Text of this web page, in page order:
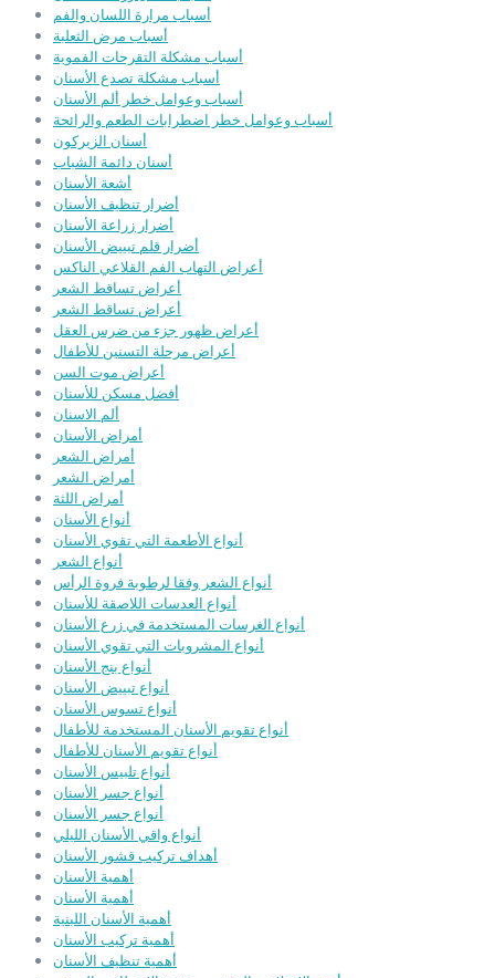
أسباب مرارة اللسان والفم
أسباب مرض الثعلبة
أسباب مشكلة التقرحات الفموية
أسباب مشكلة تصدع الأسنان
أسباب وعوامل خطر ألم الأسنان
أسباب وعوامل خطر اضطرابات الطعم والرائحة
أسنان الزيركون
أسنان دائمة الشباب
أشعة الأسنان
أضرار تنظيف الأسنان
أضرار زراعة الأسنان
أضرار قلم تبييض الأسنان
أعراض التهاب الفم القلاعي الناكس
أعراض تساقط الشعر
أعراض تساقط الشعر
أعراض ظهور جزء من ضرس العقل
أعراض مرحلة التسنين للأطفال
أعراض موت السن
أفضل مسكن للأسنان
ألم الاسنان
أمراض الأسنان
أمراض الشعر
أمراض الشعر
أمراض اللثة
أنواع الأسنان
أنواع الأطعمة التي تقوي الأسنان
أنواع الشعر
أنواع الشعر وفقا لرطوبة فروة الرأس
أنواع العدسات اللاصقة للأسنان
أنواع الغرسات المستخدمة في زرع الأسنان
أنواع المشروبات التي تقوي الأسنان
أنواع بنج الأسنان
أنواع تبييض الأسنان
أنواع تسوس الأسنان
أنواع تقويم الأسنان المستخدمة للأطفال
أنواع تقويم الأسنان للأطفال
أنواع تلبيس الأسنان
أنواع جسر الأسنان
أنواع جسر الأسنان
أنواع واقي الأسنان الليلي
أهداف تركيب قشور الأسنان
أهمية الأسنان
أهمية الأسنان
أهمية الأسنان اللبنية
أهمية تركيب الأسنان
أهمية تنظيف الأسنان